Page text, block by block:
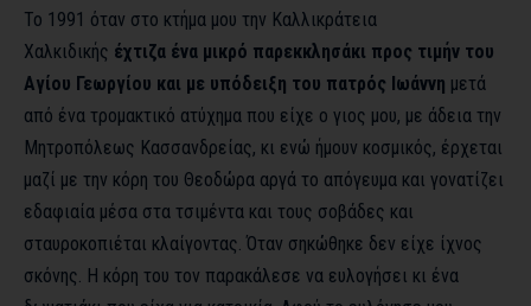
Το 1991 όταν στο κτήμα μου την Καλλικράτεια
Χαλκιδικής έχτιζα ένα μικρό παρεκκλησάκι προς τιμήν του
Αγίου Γεωργίου και με υπόδειξη του πατρός Ιωάννη μετά
από ένα τρομακτικό ατύχημα που είχε ο γιος μου, με άδεια την
Μητροπόλεως Κασσανδρείας, κι ενώ ήμουν κοσμικός, έρχεται
μαζί με την κόρη του Θεοδώρα αργά το απόγευμα και γονατίζει
εδαφιαία μέσα στα τσιμέντα και τους σοβάδες και
σταυροκοπιέται κλαίγοντας. Όταν σηκώθηκε δεν είχε ίχνος
σκόνης. Η κόρη του τον παρακάλεσε να ευλογήσει κι ένα